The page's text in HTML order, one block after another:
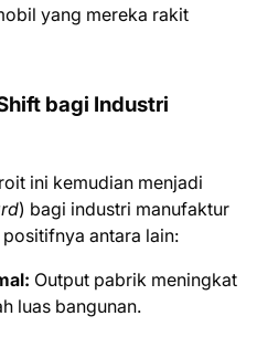
yang mereka rakit
bagi Industri
ini kemudian menjadi
) bagi industri manufaktur
antara lain:
Output pabrik meningkat
luas bangunan.